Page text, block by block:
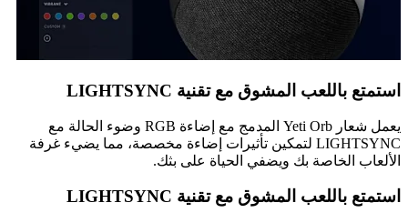
استمتع باللعب المشوق مع تقنية LIGHTSYNC
يعمل شعار Yeti Orb المدمج مع إضاءة RGB وضوء الحالة مع
LIGHTSYNC لتمكين تأثيرات إضاءة مخصصة، مما يضيء غرفة
الألعاب الخاصة بك ويضفي الحياة على بثك.
استمتع باللعب المشوق مع تقنية LIGHTSYNC